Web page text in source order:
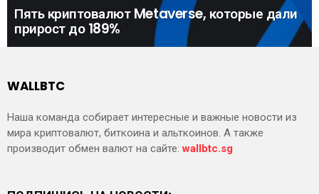
Пять криптовалют Metaverse, которые дали
прирост до 189%
WALLBTC
Наша команда собирает интересные и важные новости из
мира криптовалют, биткоина и альткоинов. А также
производит обмен валют на сайте:wallbtc.sg